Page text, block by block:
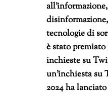
tecnologie di
è stato
inchieste su
un’inchiesta su
2024 ha